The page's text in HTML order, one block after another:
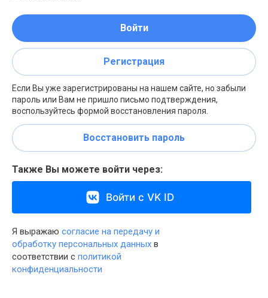
Войти
Регистрация
Если Вы уже зарегистрированы на нашем сайте, но забыли
пароль или Вам не пришло письмо подтверждения,
воспользуйтесь формой восстановления пароля.
Восстановить пароль
Также Вы можете войти через:
Войти с VK ID
Я выражаю согласие на передачу и
обработку персональных данных в
соответствии с политикой
конфиденциальности